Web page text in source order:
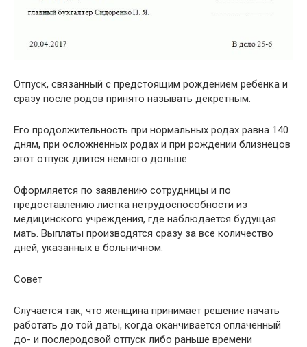
Отпуск, связанный с предстоящим рождением ребенка и
сразу после родов принято называть декретным.
Его продолжительность при нормальных родах равна 140
дням, при осложненных родах и при рождении близнецов
этот отпуск длится немного дольше.
Оформляется по заявлению сотрудницы и по
предоставлению листка нетрудоспособности из
медицинского учреждения, где наблюдается будущая
мать. Выплаты производятся сразу за все количество
дней, указанных в больничном.
Совет
Случается так, что женщина принимает решение начать
работать до той даты, когда оканчивается оплаченный
до- и послеродовой отпуск либо раньше времени